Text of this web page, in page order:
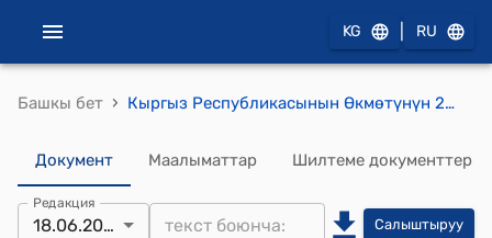
KG RU
Башкы бет › Кыргыз Республикасынын Өкмөтүнүн 2008-жылындагы 18-июнундагы №312 "Кыргыз Республикасынын Транспорт жана коммуникациялар министрлигинин алдындагы Мамлекеттик транспорт инспекциясынын маселелери жөнүндө"токтому
Документ Маалыматтар Шилтеме документтер
Редакция
18.06.2008 Салыштыруу